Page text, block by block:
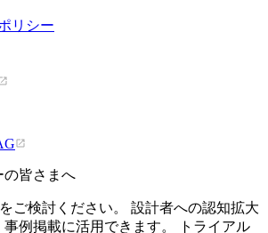
リシー
の皆さまへ
ご検討ください。 設計者への認知拡大
例掲載に活用できます。 トライアル